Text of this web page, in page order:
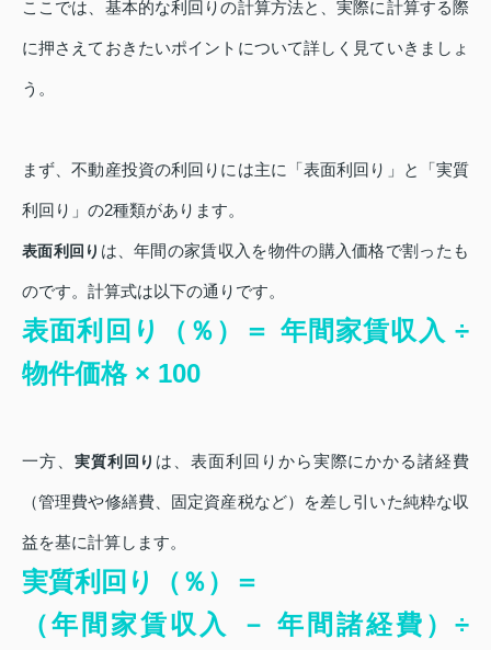
ここでは、基本的な利回りの計算方法と、実際に計算する際
に押さえておきたいポイントについて詳しく見ていきましょ
う。
まず、不動産投資の利回りには主に「表面利回り」と「実質
利回り」の2種類があります。
表面利回り は、年間の家賃収入を物件の購入価格で割ったも
のです。計算式は以下の通りです。
表面利回り（％）＝ 年間家賃収入 ÷
物件価格 × 100
一方、 実質利回り は、表面利回りから実際にかかる諸経費
（管理費や修繕費、固定資産税など）を差し引いた純粋な収
益を基に計算します。
実質利回り（％）＝
（年間家賃収入 － 年間諸経費）÷